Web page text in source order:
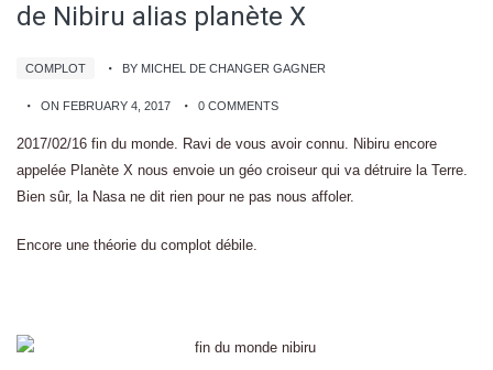
de Nibiru alias planète X
COMPLOT BY MICHEL DE CHANGER GAGNER
ON FEBRUARY 4, 2017 0 COMMENTS
2017/02/16 fin du monde. Ravi de vous avoir connu. Nibiru encore
appelée Planète X nous envoie un géo croiseur qui va détruire la Terre.
Bien sûr, la Nasa ne dit rien pour ne pas nous affoler.
Encore une théorie du complot débile.